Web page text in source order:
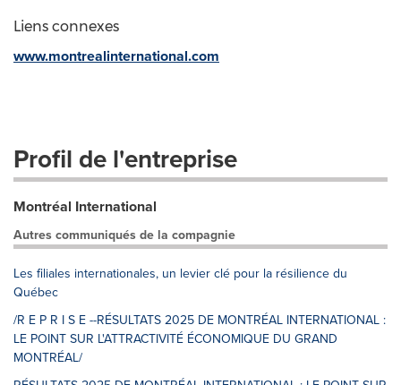
Liens connexes
www.montrealinternational.com
Profil de l'entreprise
Montréal International
Autres communiqués de la compagnie
Les filiales internationales, un levier clé pour la résilience du
Québec
/R E P R I S E --RÉSULTATS 2025 DE MONTRÉAL INTERNATIONAL :
LE POINT SUR L'ATTRACTIVITÉ ÉCONOMIQUE DU GRAND
MONTRÉAL/